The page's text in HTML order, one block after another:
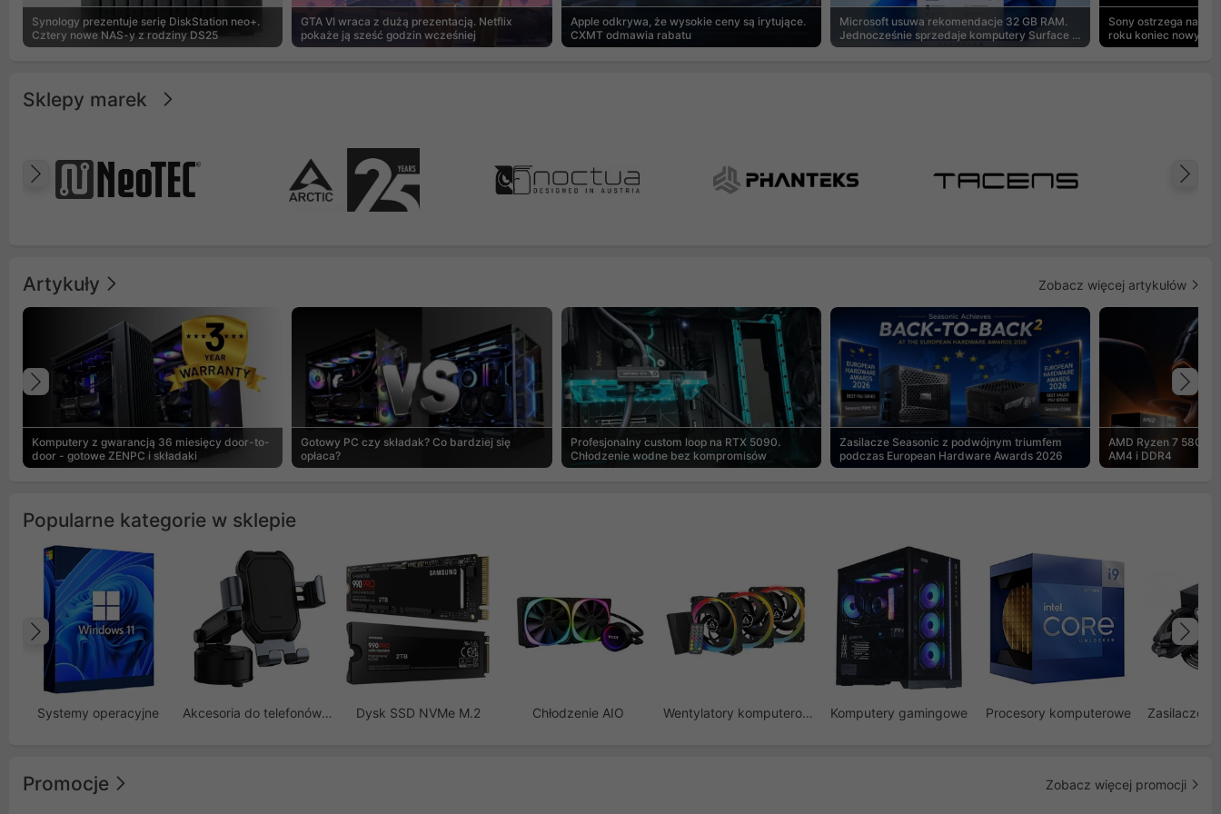
Synology prezentuje serię DiskStation neo+.
Cztery nowe NAS-y z rodziny DS25
GTA VI wraca z dużą prezentacją. Netflix
pokaże ją sześć godzin wcześniej
Apple odkrywa, że wysokie ceny są irytujące.
CXMT odmawia rabatu
Microsoft usuwa rekomendacje 32 GB RAM.
Jednocześnie sprzedaje komputery Surface z
8 GB
Sony ostrzega na
roku koniec nowych
Sklepy marek
Poprzedni
Artykuły Zobacz więcej artykułów
Komputery z gwarancją 36 miesięcy door-to-
door - gotowe ZENPC i składaki
Gotowy PC czy składak? Co bardziej się
opłaca?
Profesjonalny custom loop na RTX 5090.
Chłodzenie wodne bez kompromisów
Zasilacze Seasonic z podwójnym triumfem
podczas European Hardware Awards 2026
AMD Ryzen 7
AM4 i DDR4
Poprzedni
Popularne kategorie w sklepie
Systemy operacyjne Akcesoria do telefonów GSM Dysk SSD NVMe M.2 Chłodzenie AIO Wentylatory komputerowe Komputery gamingowe Procesory komputerowe Zasilacze
Poprzedni
Promocje Zobacz więcej promocji